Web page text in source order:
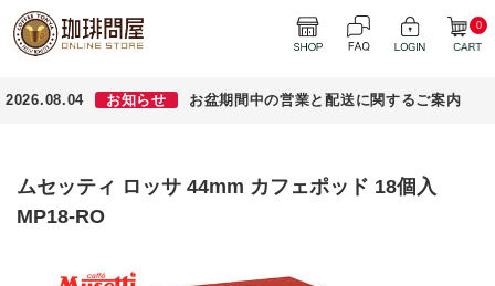
0
2026.08.04 お知らせ お盆期間中の営業と配送に関するご案内
ムセッティ ロッサ 44mm カフェポッド 18個入
MP18-RO